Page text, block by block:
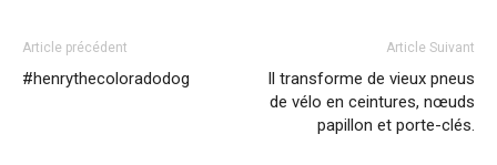
Article précédent
#henrythecoloradodog
Article Suivant
Il transforme de vieux pneus
de vélo en ceintures, nœuds
papillon et porte-clés.